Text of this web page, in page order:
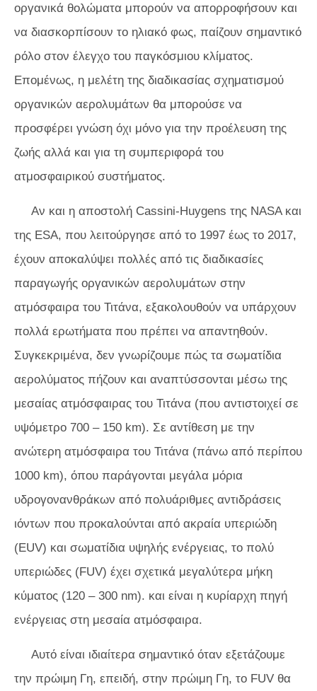
οργανικά θολώματα μπορούν να απορροφήσουν και
να διασκορπίσουν το ηλιακό φως, παίζουν σημαντικό
ρόλο στον έλεγχο του παγκόσμιου κλίματος.
Επομένως, η μελέτη της διαδικασίας σχηματισμού
οργανικών αερολυμάτων θα μπορούσε να
προσφέρει γνώση όχι μόνο για την προέλευση της
ζωής αλλά και για τη συμπεριφορά του
ατμοσφαιρικού συστήματος.
Αν και η αποστολή Cassini-Huygens της NASA και
της ESA, που λειτούργησε από το 1997 έως το 2017,
έχουν αποκαλύψει πολλές από τις διαδικασίες
παραγωγής οργανικών αερολυμάτων στην
ατμόσφαιρα του Τιτάνα, εξακολουθούν να υπάρχουν
πολλά ερωτήματα που πρέπει να απαντηθούν.
Συγκεκριμένα, δεν γνωρίζουμε πώς τα σωματίδια
αερολύματος πήζουν και αναπτύσσονται μέσω της
μεσαίας ατμόσφαιρας του Τιτάνα (που αντιστοιχεί σε
υψόμετρο 700 – 150 km). Σε αντίθεση με την
ανώτερη ατμόσφαιρα του Τιτάνα (πάνω από περίπου
1000 km), όπου παράγονται μεγάλα μόρια
υδρογονανθράκων από πολυάριθμες αντιδράσεις
ιόντων που προκαλούνται από ακραία υπεριώδη
(EUV) και σωματίδια υψηλής ενέργειας, το πολύ
υπεριώδες (FUV) έχει σχετικά μεγαλύτερα μήκη
κύματος (120 – 300 nm). και είναι η κυρίαρχη πηγή
ενέργειας στη μεσαία ατμόσφαιρα.
Αυτό είναι ιδιαίτερα σημαντικό όταν εξετάζουμε
την πρώιμη Γη, επειδή, στην πρώιμη Γη, το FUV θα